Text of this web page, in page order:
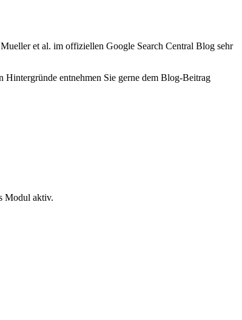
et al. im offiziellen Google Search Central Blog sehr
entnehmen Sie gerne dem Blog-Beitrag
Modul aktiv.